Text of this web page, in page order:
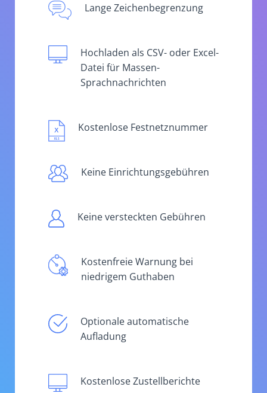
Lange Zeichenbegrenzung
Hochladen als CSV- oder Excel-
Datei für Massen-
Sprachnachrichten
Kostenlose Festnetznummer
Keine Einrichtungsgebühren
Keine versteckten Gebühren
Kostenfreie Warnung bei
niedrigem Guthaben
Optionale automatische
Aufladung
Kostenlose Zustellberichte